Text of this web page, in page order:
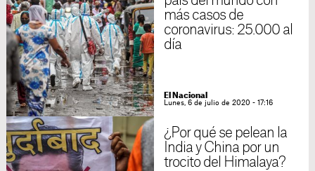
más casos de
coronavirus: 25.000 al
día
El Nacional
Lunes, 6 de julio de 2020 - 17:16
¿Por qué se pelean la
India y China por un
trocito del Himalaya?